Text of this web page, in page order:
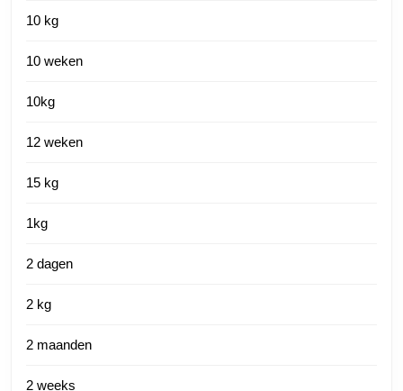
10 kg
10 weken
10kg
12 weken
15 kg
1kg
2 dagen
2 kg
2 maanden
2 weeks